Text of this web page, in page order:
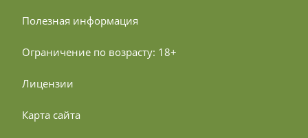
Полезная информация
Ограничение по возрасту: 18+
Лицензии
Карта сайта